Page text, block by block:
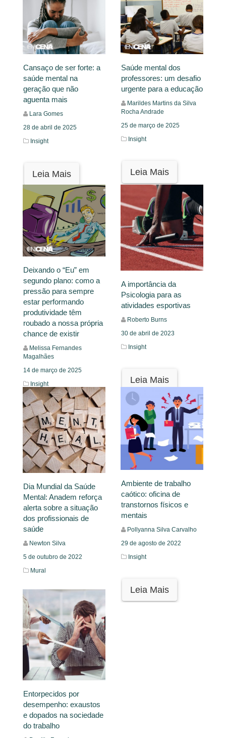
Cansaço de ser forte: a
saúde mental na
geração que não
aguenta mais
Lara Gomes
28 de abril de 2025
Insight
Leia Mais
Saúde mental dos
professores: um desafio
urgente para a educação
Marildes Martins da Silva
Rocha Andrade
25 de março de 2025
Insight
Leia Mais
Deixando o “Eu” em
segundo plano: como a
pressão para sempre
estar performando
produtividade têm
roubado a nossa própria
chance de existir
Melissa Fernandes
Magalhães
14 de março de 2025
Insight
Leia Mais
A importância da
Psicologia para as
atividades esportivas
Roberto Burns
30 de abril de 2023
Insight
Leia Mais
Dia Mundial da Saúde
Mental: Anadem reforça
alerta sobre a situação
dos profissionais de
saúde
Newton Silva
5 de outubro de 2022
Mural
Leia Mais
Ambiente de trabalho
caótico: oficina de
transtornos físicos e
mentais
Pollyanna Silva Carvalho
29 de agosto de 2022
Insight
Leia Mais
Entorpecidos por
desempenho: exaustos
e dopados na sociedade
do trabalho